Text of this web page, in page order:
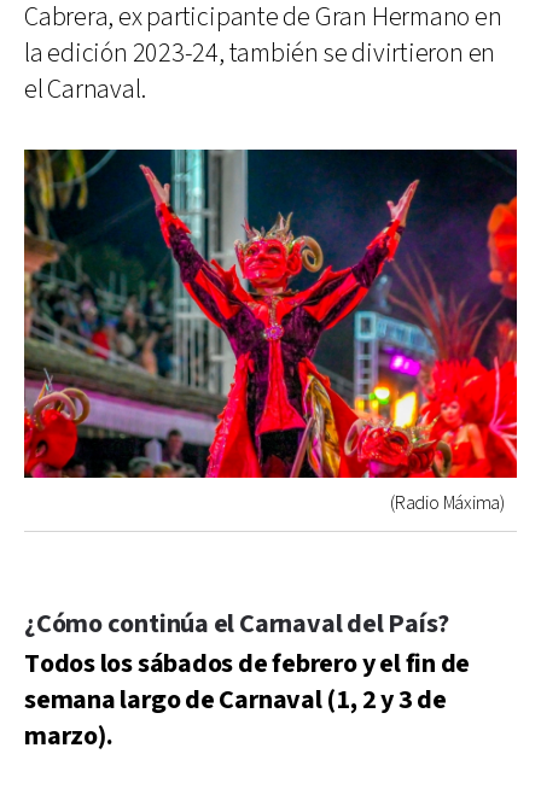
Cabrera, ex participante de Gran Hermano en
la edición 2023-24, también se divirtieron en
el Carnaval.
(Radio Máxima)
¿Cómo continúa el Carnaval del País?
Todos los sábados de febrero y el fin de
semana largo de Carnaval (1, 2 y 3 de
marzo).